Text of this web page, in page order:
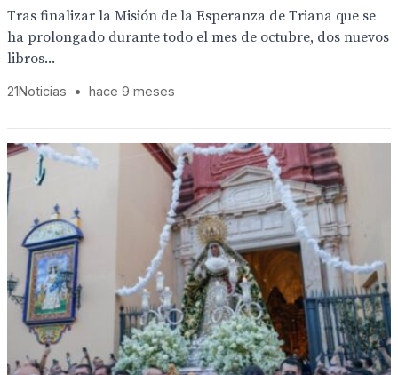
Tras finalizar la Misión de la Esperanza de Triana que se
ha prolongado durante todo el mes de octubre, dos nuevos
libros...
21Noticias • hace 9 meses